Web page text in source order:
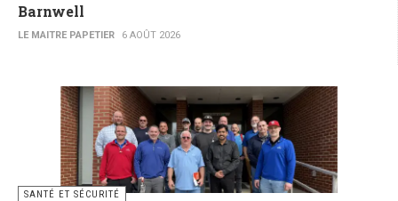
Barnwell
LE MAITRE PAPETIER 6 AOÛT 2026
SANTÉ ET SÉCURITÉ